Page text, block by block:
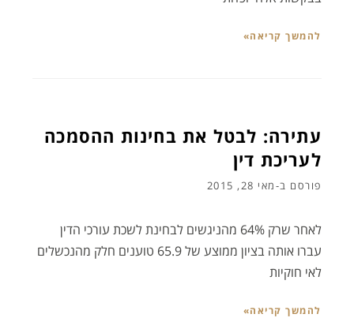
להמשך קריאה»
עתירה: לבטל את בחינות ההסמכה
לעריכת דין
פורסם ב-מאי 28, 2015
לאחר שרק 64% מהניגשים לבחינת לשכת עורכי הדין
עברו אותה בציון ממוצע של 65.9 טוענים חלק מהנכשלים
לאי חוקיות
להמשך קריאה»